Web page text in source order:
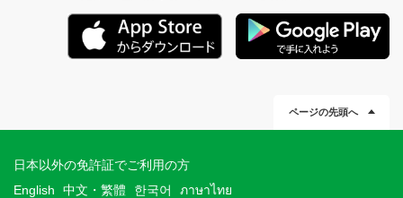
ページの先頭へ
日本以外の免許証でご利用の方
English
中文・繁體 한국어 ภาษาไทย